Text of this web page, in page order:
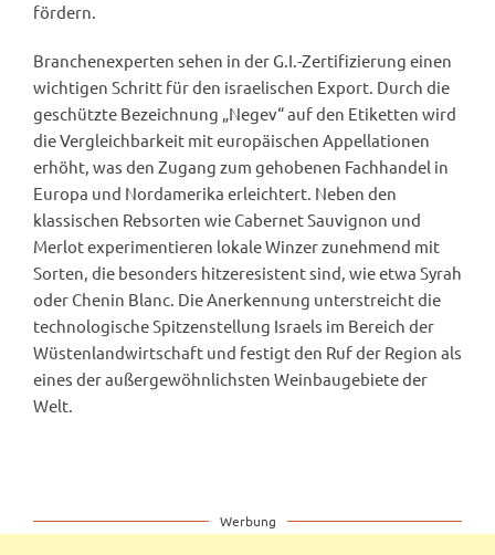
fördern.
Branchenexperten sehen in der G.I.-Zertifizierung einen
wichtigen Schritt für den israelischen Export. Durch die
geschützte Bezeichnung „Negev“ auf den Etiketten wird
die Vergleichbarkeit mit europäischen Appellationen
erhöht, was den Zugang zum gehobenen Fachhandel in
Europa und Nordamerika erleichtert. Neben den
klassischen Rebsorten wie Cabernet Sauvignon und
Merlot experimentieren lokale Winzer zunehmend mit
Sorten, die besonders hitzeresistent sind, wie etwa Syrah
oder Chenin Blanc. Die Anerkennung unterstreicht die
technologische Spitzenstellung Israels im Bereich der
Wüstenlandwirtschaft und festigt den Ruf der Region als
eines der außergewöhnlichsten Weinbaugebiete der
Welt.
Werbung